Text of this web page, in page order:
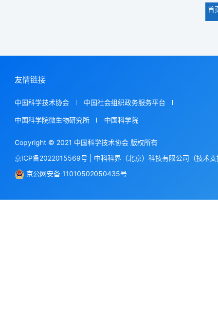
首
友情链接
中国科学技术协会 中国社会组织政务服务平台
中国科学院微生物研究所 中国科学院
Copyright © 2021 中国科学技术协会 版权所有
京ICP备2022015569号
中科科界（北京）科技有限公司（技术
京公网安备 11010502050435号